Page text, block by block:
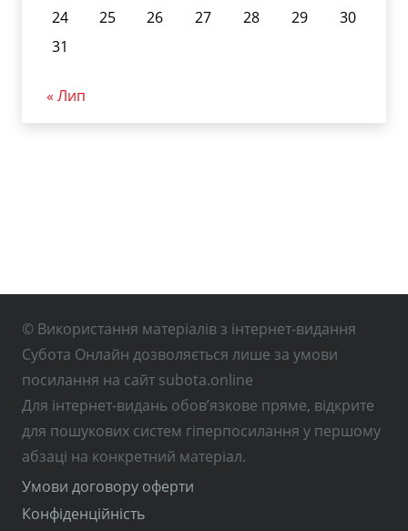
24
25 26 27 28 29
30
31
« Лип
© Використання матеріалів з інтернет-видання
Субота Онлайн дозволяється лише за умови
посилання на сайт subota.online
Для інтернет-видань обов’язкове пряме, відкрите
для пошукових систем гіперпосилання у першому
абзаці на конкретний матеріал.
Умови договору оферти
Конфіденційність